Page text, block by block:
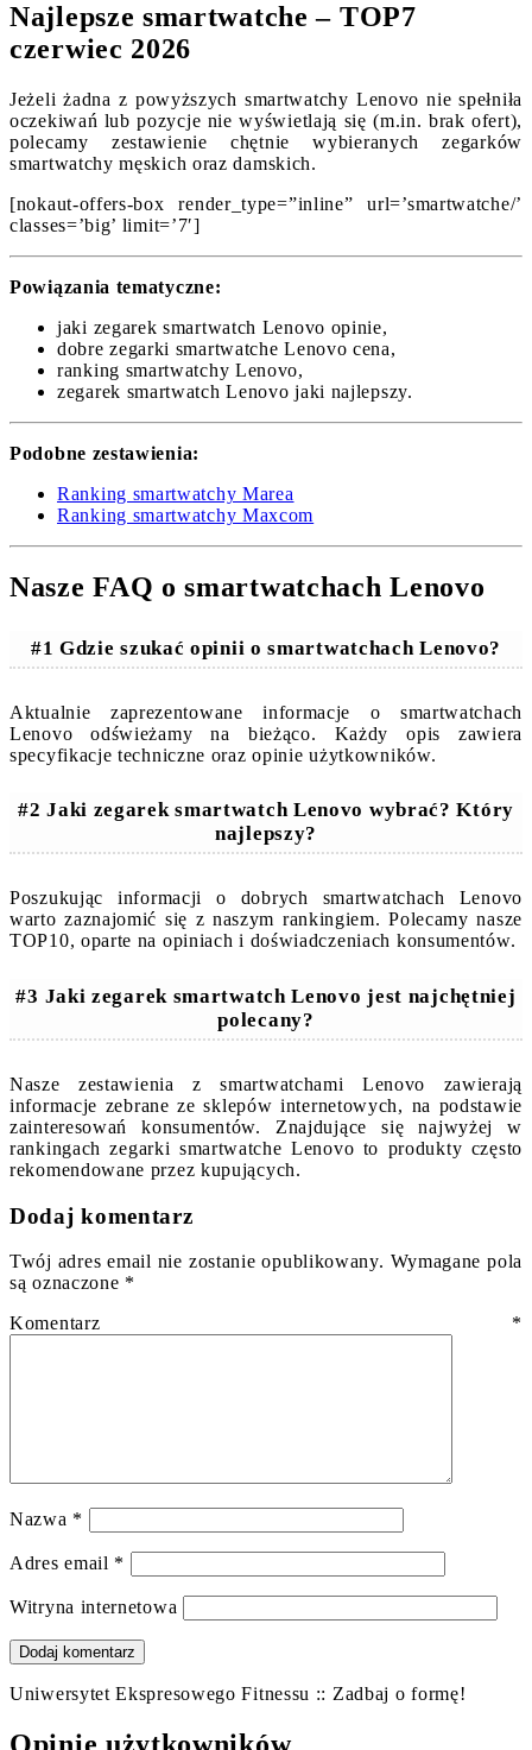
Najlepsze smartwatche – TOP7
czerwiec 2026
Jeżeli żadna z powyższych smartwatchy Lenovo nie spełniła
oczekiwań lub pozycje nie wyświetlają się (m.in. brak ofert),
polecamy zestawienie chętnie wybieranych zegarków
smartwatchy męskich oraz damskich.
[nokaut-offers-box render_type=”inline” url=’smartwatche/’
classes=’big’ limit=’7′]
Powiązania tematyczne:
jaki zegarek smartwatch Lenovo opinie,
dobre zegarki smartwatche Lenovo cena,
ranking smartwatchy Lenovo,
zegarek smartwatch Lenovo jaki najlepszy.
Podobne zestawienia:
Ranking smartwatchy Marea
Ranking smartwatchy Maxcom
Nasze FAQ o smartwatchach Lenovo
#1 Gdzie szukać opinii o smartwatchach Lenovo?
Aktualnie zaprezentowane informacje o smartwatchach
Lenovo odświeżamy na bieżąco. Każdy opis zawiera
specyfikacje techniczne oraz opinie użytkowników.
#2 Jaki zegarek smartwatch Lenovo wybrać? Który
najlepszy?
Poszukując informacji o dobrych smartwatchach Lenovo
warto zaznajomić się z naszym rankingiem. Polecamy nasze
TOP10, oparte na opiniach i doświadczeniach konsumentów.
#3 Jaki zegarek smartwatch Lenovo jest najchętniej
polecany?
Nasze zestawienia z smartwatchami Lenovo zawierają
informacje zebrane ze sklepów internetowych, na podstawie
zainteresowań konsumentów. Znajdujące się najwyżej w
rankingach zegarki smartwatche Lenovo to produkty często
rekomendowane przez kupujących.
Dodaj komentarz
Twój adres email nie zostanie opublikowany. Wymagane pola
są oznaczone *
Komentarz *
Nazwa *
Adres email *
Witryna internetowa
Uniwersytet Ekspresowego Fitnessu :: Zadbaj o formę!